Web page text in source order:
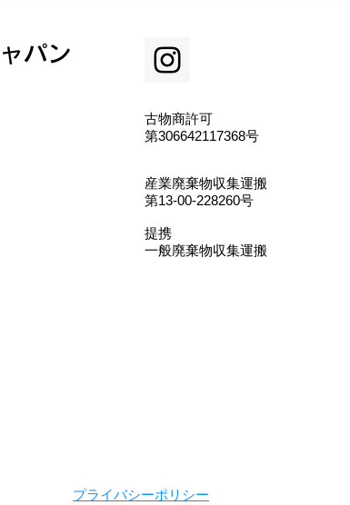
パン
古物商許可
第306642117368号
産業廃棄物収集運搬
​第13-00-228260号
​提携
一般廃棄物収集運搬
プライバシーポリシー